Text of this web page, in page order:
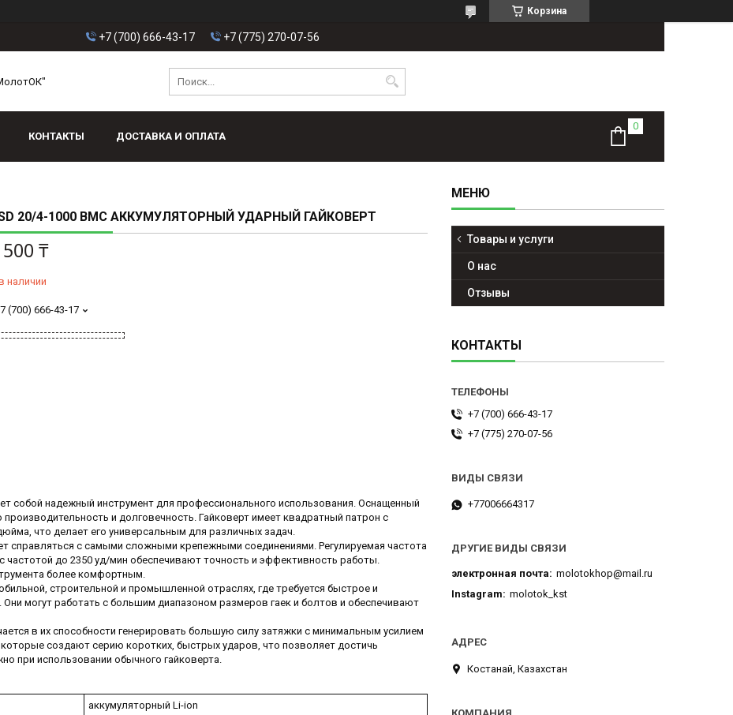
Корзина
+7 (700) 666-43-17 +7 (775) 270-07-56
КОНТАКТЫ ДОСТАВКА И ОПЛАТА
20/4-1000 BMC АККУМУЛЯТОРНЫЙ УДАРНЫЙ ГАЙКОВЕРТ
₸
наличии
(700) 666-43-17
собой надежный инструмент для профессионального использования. Оснащенный
и долговечность. Гайковерт имеет квадратный патрон с
что делает его универсальным для различных задач.
справляться с самыми сложными крепежными соединениями. Регулируемая частота
до 2350 уд/мин обеспечивают точность и эффективность работы.
более комфортным.
строительной и промышленной отраслях, где требуется быстрое и
Они могут работать с большим диапазоном размеров гаек и болтов и обеспечивают
в их способности генерировать большую силу затяжки с минимальным усилием
создают серию коротких, быстрых ударов, что позволяет достичь
при использовании обычного гайковерта.
аккумуляторный Li-ion
Товары и услуги
О нас
Отзывы
КОНТАКТЫ
+7 (700) 666-43-17
+7 (775) 270-07-56
+77006664317
ДРУГИЕ ВИДЫ СВЯЗИ
электронная почта
molotokhop@mail.ru
Instagram
molotok_kst
Костанай, Казахстан